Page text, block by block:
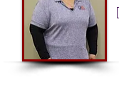
Eric DyReyes